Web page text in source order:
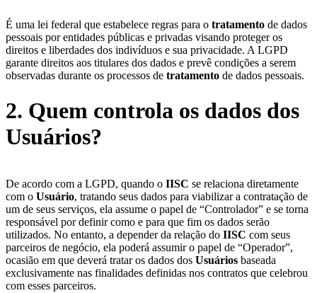
É uma lei federal que estabelece regras para o tratamento de dados
pessoais por entidades públicas e privadas visando proteger os
direitos e liberdades dos indivíduos e sua privacidade. A LGPD
garante direitos aos titulares dos dados e prevê condições a serem
observadas durante os processos de tratamento de dados pessoais.
2. Quem controla os dados dos
Usuários?
De acordo com a LGPD, quando o IISC se relaciona diretamente
com o Usuário, tratando seus dados para viabilizar a contratação de
um de seus serviços, ela assume o papel de “Controlador” e se torna
responsável por definir como e para que fim os dados serão
utilizados. No entanto, a depender da relação do IISC com seus
parceiros de negócio, ela poderá assumir o papel de “Operador”,
ocasião em que deverá tratar os dados dos Usuários baseada
exclusivamente nas finalidades definidas nos contratos que celebrou
com esses parceiros.